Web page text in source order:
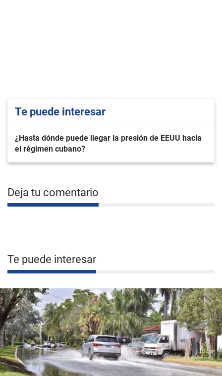
Te puede interesar
¿Hasta dónde puede llegar la presión de EEUU hacia
el régimen cubano?
Deja tu comentario
Te puede interesar